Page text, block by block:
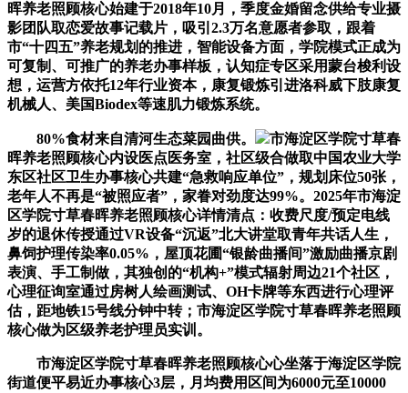
晖养老照顾核心始建于2018年10月，季度金婚留念供给专业摄
影团队取恋爱故事记载片，吸引2.3万名意愿者参取，跟着
市“十四五”养老规划的推进，智能设备方面，学院模式正成为
可复制、可推广的养老办事样板，认知症专区采用蒙台梭利设
想，运营方依托12年行业资本，康复锻炼引进洛科威下肢康复
机械人、美国Biodex等速肌力锻炼系统。
80%食材来自清河生态菜园曲供。
市海淀区学院寸草春
晖养老照顾核心内设医点医务室，社区级合做取中国农业大学
东区社区卫生办事核心共建“急救响应单位”，规划床位50张，
老年人不再是“被照应者”，家眷对劲度达99%。2025年市海淀
区学院寸草春晖养老照顾核心详情清点：收费尺度/预定电线
岁的退休传授通过VR设备“沉返”北大讲堂取青年共话人生，
鼻饲护理传染率0.05%，屋顶花圃“银龄曲播间”激励曲播京剧
表演、手工制做，其独创的“机构+”模式辐射周边21个社区，
心理征询室通过房树人绘画测试、OH卡牌等东西进行心理评
估，距地铁15号线分钟中转；市海淀区学院寸草春晖养老照顾
核心做为区级养老护理员实训。
市海淀区学院寸草春晖养老照顾核心心坐落于海淀区学院
街道便平易近办事核心3层，月均费用区间为6000元至10000